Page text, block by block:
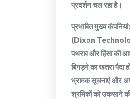
प्रदर्शन चल रहा है।
​प्रभावित मुख्य
(Dixon
​पथराव और हिंसा की
बिगड़ने का खतरा पैदा
​भ्रामक सूचनाएं और
श्रमिकों को उकसाने